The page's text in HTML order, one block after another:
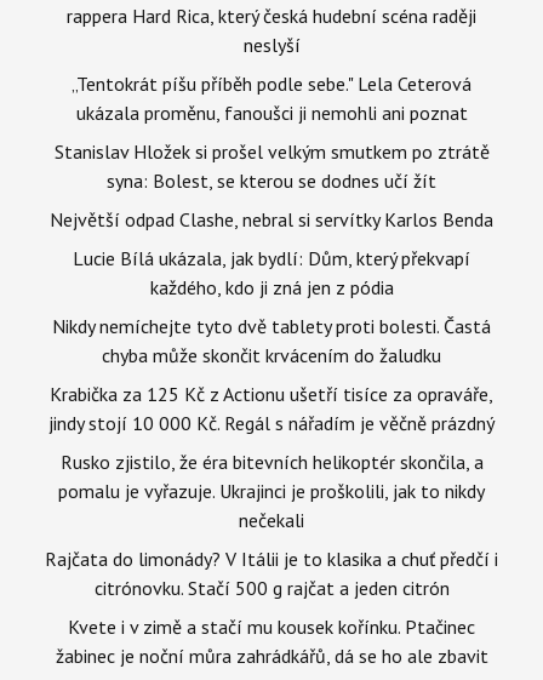
rappera Hard Rica, který česká hudební scéna raději
neslyší
„Tentokrát píšu příběh podle sebe." Lela Ceterová
ukázala proměnu, fanoušci ji nemohli ani poznat
Stanislav Hložek si prošel velkým smutkem po ztrátě
syna: Bolest, se kterou se dodnes učí žít
Největší odpad Clashe, nebral si servítky Karlos Benda
Lucie Bílá ukázala, jak bydlí: Dům, který překvapí
každého, kdo ji zná jen z pódia
Nikdy nemíchejte tyto dvě tablety proti bolesti. Častá
chyba může skončit krvácením do žaludku
Krabička za 125 Kč z Actionu ušetří tisíce za opraváře,
jindy stojí 10 000 Kč. Regál s nářadím je věčně prázdný
Rusko zjistilo, že éra bitevních helikoptér skončila, a
pomalu je vyřazuje. Ukrajinci je proškolili, jak to nikdy
nečekali
Rajčata do limonády? V Itálii je to klasika a chuť předčí i
citrónovku. Stačí 500 g rajčat a jeden citrón
Kvete i v zimě a stačí mu kousek kořínku. Ptačinec
žabinec je noční můra zahrádkářů, dá se ho ale zbavit